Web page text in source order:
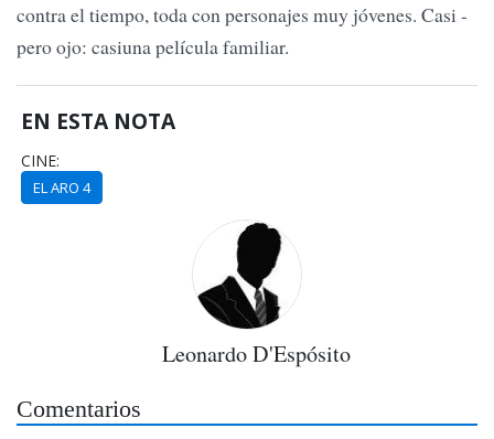
contra el tiempo, toda con personajes muy jóvenes. Casi -
pero ojo: casiuna película familiar.
EN ESTA NOTA
CINE:
EL ARO 4
Leonardo D'Espósito
Comentarios